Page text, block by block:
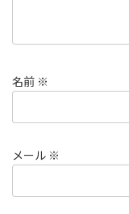
名前 ※
メール ※